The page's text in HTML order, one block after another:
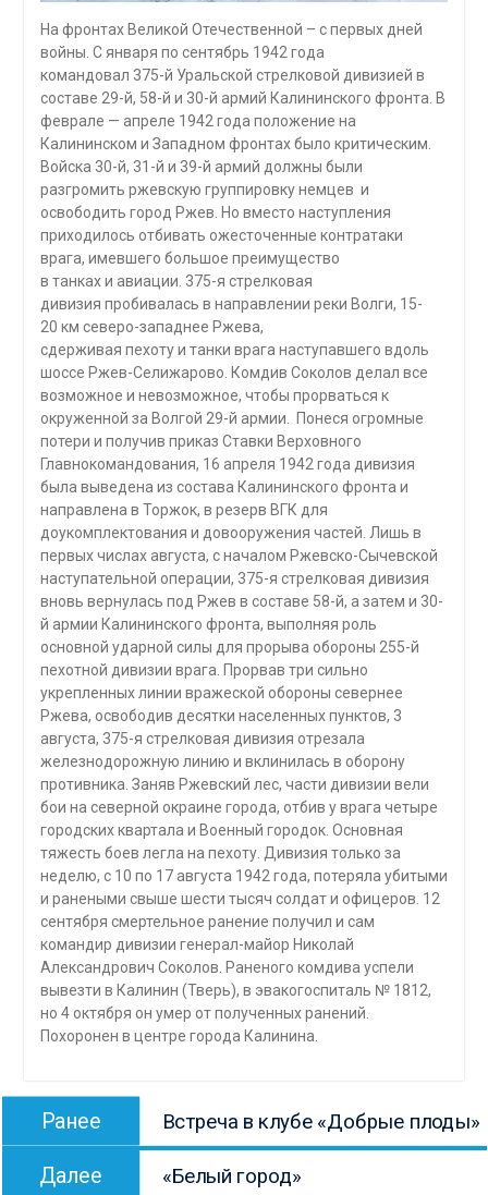
На фронтах Великой Отечественной – с первых дней
войны. С января по сентябрь 1942 года
командовал 375-й Уральской стрелковой дивизией в
составе 29-й, 58-й и 30-й армий Калининского фронта. В
феврале — апреле 1942 года положение на
Калининском и Западном фронтах было критическим.
Войска 30-й, 31-й и 39-й армий должны были
разгромить ржевскую группировку немцев и
освободить город Ржев. Но вместо наступления
приходилось отбивать ожесточенные контратаки
врага, имевшего большое преимущество
в танках и авиации. 375-я стрелковая
дивизия пробивалась в направлении реки Волги, 15-
20 км северо-западнее Ржева,
сдерживая пехоту и танки врага наступавшего вдоль
шоссе Ржев-Селижарово. Комдив Соколов делал все
возможное и невозможное, чтобы прорваться к
окруженной за Волгой 29-й армии. Понеся огромные
потери и получив приказ Ставки Верховного
Главнокомандования, 16 апреля 1942 года дивизия
была выведена из состава Калининского фронта и
направлена в Торжок, в резерв ВГК для
доукомплектования и довооружения частей. Лишь в
первых числах августа, с началом Ржевско-Сычевской
наступательной операции, 375-я стрелковая дивизия
вновь вернулась под Ржев в составе 58-й, а затем и 30-
й армии Калининского фронта, выполняя роль
основной ударной силы для прорыва обороны 255-й
пехотной дивизии врага. Прорвав три сильно
укрепленных линии вражеской обороны севернее
Ржева, освободив десятки населенных пунктов, 3
августа, 375-я стрелковая дивизия отрезала
железнодорожную линию и вклинилась в оборону
противника. Заняв Ржевский лес, части дивизии вели
бои на северной окраине города, отбив у врага четыре
городских квартала и Военный городок. Основная
тяжесть боев легла на пехоту. Дивизия только за
неделю, с 10 по 17 августа 1942 года, потеряла убитыми
и ранеными свыше шести тысяч солдат и офицеров. 12
сентября смертельное ранение получил и сам
командир дивизии генерал-майор Николай
Александрович Соколов. Раненого комдива успели
вывезти в Калинин (Тверь), в эвакогоспиталь № 1812,
но 4 октября он умер от полученных ранений.
Похоронен в центре города Калинина.
Навигация
записям
Ранее
запись:
Встреча в клубе «Добрые плоды»
Далее
запись:
«Белый город»